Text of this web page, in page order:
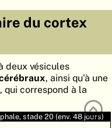
du cortex
deux vésicules
, ainsi qu'à une
, qui correspond à la
stade 20 (env. 48 jours)